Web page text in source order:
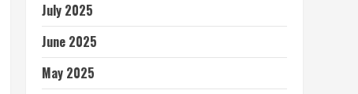
July 2025
June 2025
May 2025